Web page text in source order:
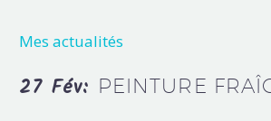
Mes actualités
27 Fév: PEINTURE